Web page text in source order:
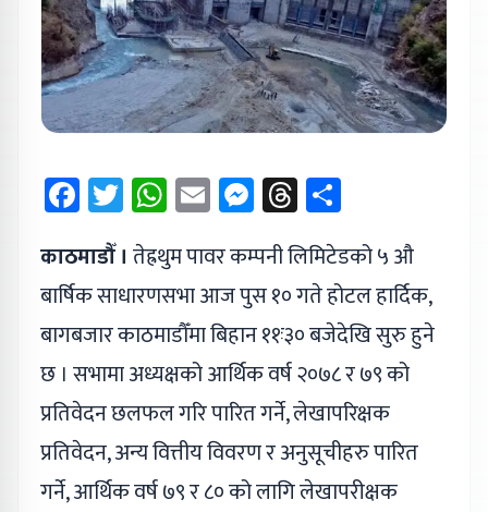
Facebook
Twitter
WhatsApp
EmailMessenger
Threads
काठमाडौँ । तेह्रथुम पावर कम्पनी लिमिटेडको ५ औ
बार्षिक साधारणसभा आज पुस १० गते होटल हार्दिक,
बागबजार काठमाडौँमा बिहान ११ः३० बजेदेखि सुरु हुने
छ । सभामा अध्यक्षको आर्थिक वर्ष २०७८ र ७९ को
प्रतिवेदन छलफल गरि पारित गर्ने, लेखापरिक्षक
प्रतिवेदन, अन्य वित्तीय विवरण र अनुसूचीहरु पारित
गर्ने, आर्थिक वर्ष ७९ र ८० को लागि लेखापरीक्षक